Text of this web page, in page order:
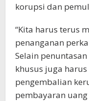
korupsi dan
“Kita harus terus
penanganan
Selain
khusus juga
pengembalian
pembayaran uang